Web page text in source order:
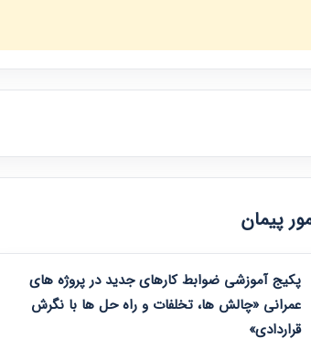
پیمان
پکیج آموزشی ضوابط کارهای جدید در پروژه های
عمرانی «چالش ها، تخلفات و راه حل ها با نگرش
قراردادی»